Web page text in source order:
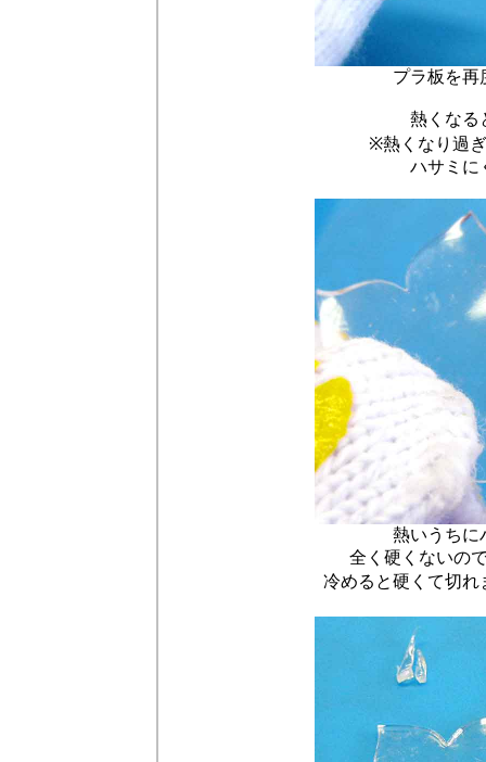
プラ板を再
熱くなる
※熱くなり過
ハサミに
熱いうちに
全く硬くないの
冷めると硬くて切れ